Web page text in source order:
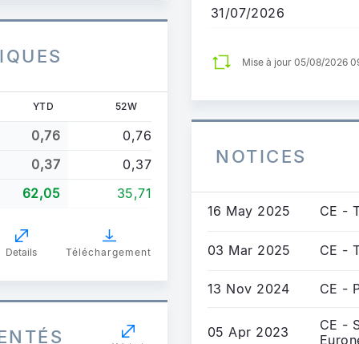
YTD 52W
0,76
0,76
0,37
0,37
62,05
35,71
Details Téléchargement
31/07/2026
Mise à jour 05/08/2026
NOTICES
16 May 2025 CE -
03 Mar 2025 CE -
13 Nov 2024 CE -
05 Apr 2023
CE -